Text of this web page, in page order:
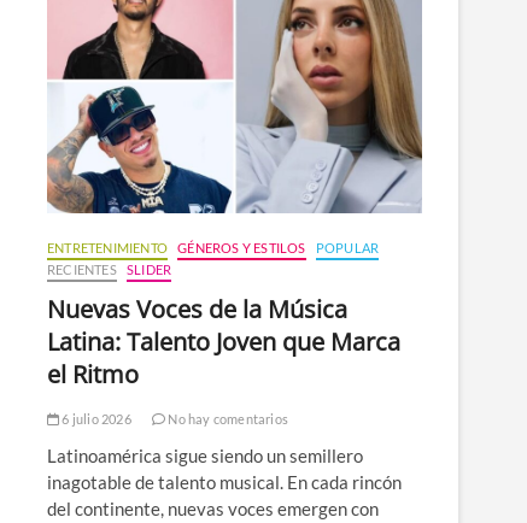
n
ú
ENTRETENIMIENTO GÉNEROS Y ESTILOS
POPULAR
RECIENTES
SLIDER
Nuevas Voces de la Música
Latina: Talento Joven que Marca
el Ritmo
6 julio 2026 No hay comentarios
Latinoamérica sigue siendo un semillero
inagotable de talento musical. En cada rincón
del continente, nuevas voces emergen con